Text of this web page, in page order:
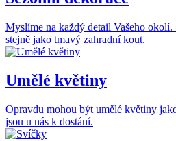
Myslíme na každý detail Vašeho
stejně jako tmavý zahradní kout.
Umělé květiny
Opravdu mohou být umělé květiny
jsou u nás k dostání.